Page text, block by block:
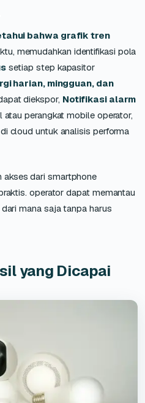
bahwa grafik tren
memudahkan identifikasi pola
setiap step kapasitor
harian, mingguan, dan
diekspor, Notifikasi alarm
perangkat mobile operator,
cloud untuk analisis performa
akses dari smartphone
operator dapat memantau
mana saja tanpa harus
yang Dicapai